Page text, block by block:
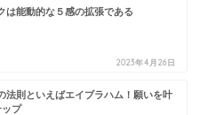
は能動的な５感の拡張である
2023年4月26日
法則といえばエイブラハム！願いを叶
ップ